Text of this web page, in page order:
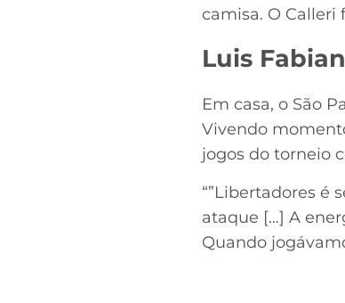
camisa. O Calleri
Luis
Em casa, o São
Vivendo
jogos do torneio
“”Libertadores é
ataque […] A
Quando